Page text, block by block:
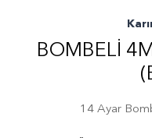
BOMBELI
14 Ayar